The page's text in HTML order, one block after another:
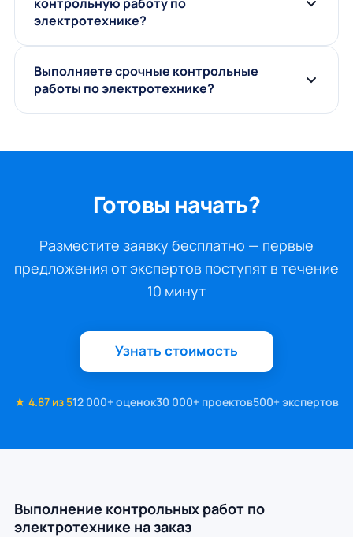
электротехнике?
Выполняете срочные контрольные
работы по электротехнике?
Готовы начать?
Разместите заявку бесплатно — первые
предложения от экспертов поступят в течение
10 минут
Узнать стоимость
★ 4.87 из 512 000+ оценок30 000+ проектов500+ экспертов
Выполнение контрольных работ по
электротехнике на заказ